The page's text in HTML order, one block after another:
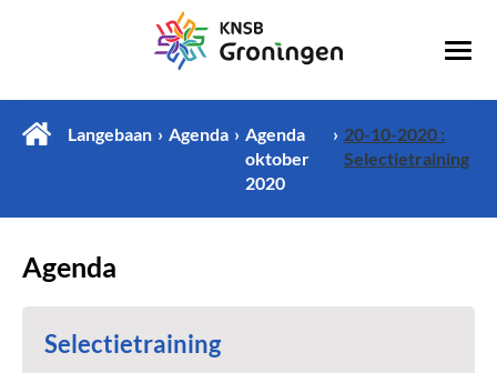
Langebaan Agenda
Agenda
oktober
2020
20-10-2020 :
Selectietraining
Agenda
Selectietraining